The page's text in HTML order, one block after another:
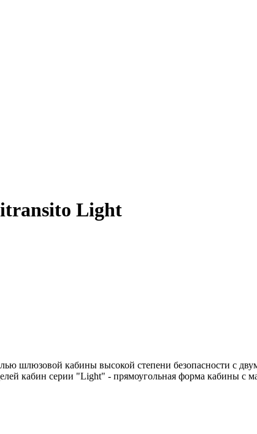
Light
шлюзовой кабины высокой степени безопасности с
кабин серии "Light" - прямоугольная форма кабины с